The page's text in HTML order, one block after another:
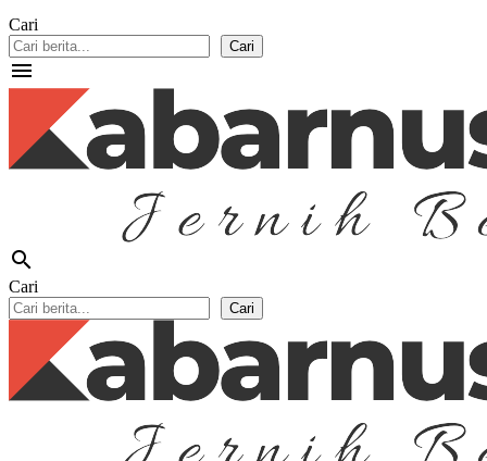
Cari
Cari
menu
search
Cari
Cari